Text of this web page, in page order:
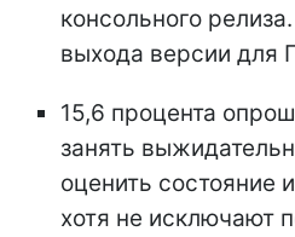
консольного
выхода версии для
15,6 процента
занять
оценить состояние
хотя не исключают